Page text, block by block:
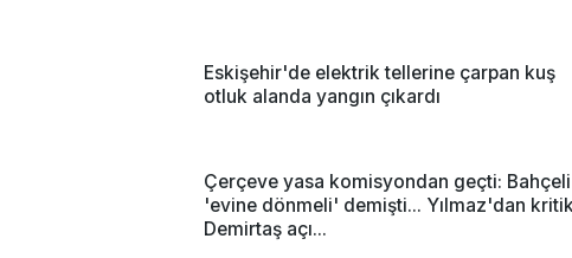
Eskişehir'de elektrik tellerine çarpan kuş
otluk alanda yangın çıkardı
Çerçeve yasa komisyondan geçti: Bahçeli
'evine dönmeli' demişti... Yılmaz'dan
Demirtaş açı...